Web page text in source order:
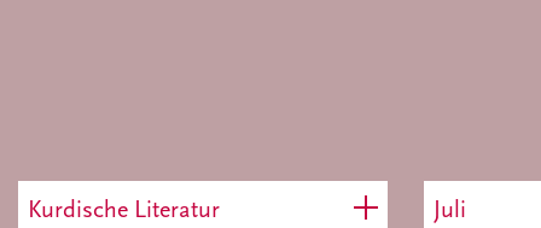
Kurdische Literatur Juli